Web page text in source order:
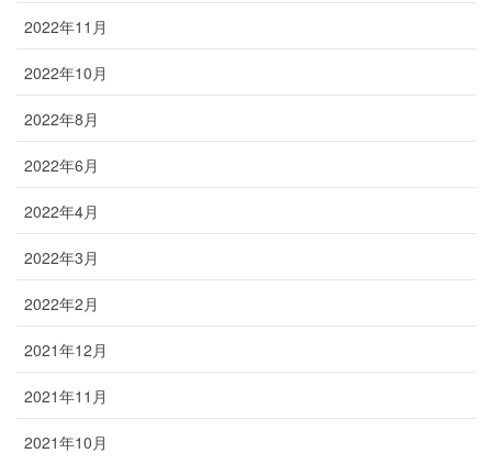
2022年11月
2022年10月
2022年8月
2022年6月
2022年4月
2022年3月
2022年2月
2021年12月
2021年11月
2021年10月